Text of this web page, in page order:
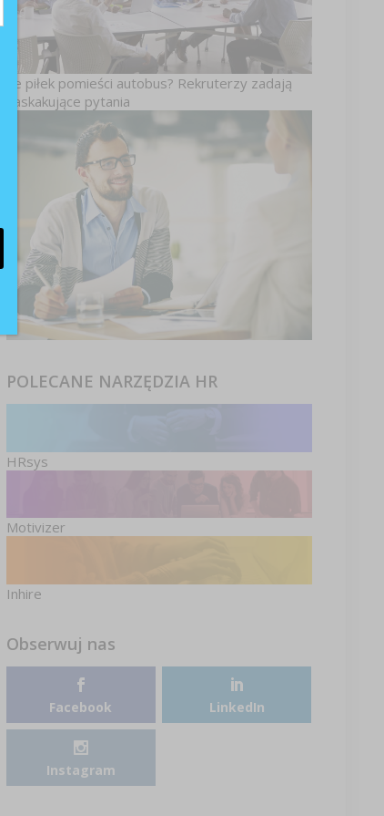
Ile piłek pomieści autobus? Rekruterzy zadają
zaskakujące pytania
POLECANE NARZĘDZIA HR
HRsys
Motivizer
Inhire
Obserwuj nas
Facebook LinkedIn
Instagram